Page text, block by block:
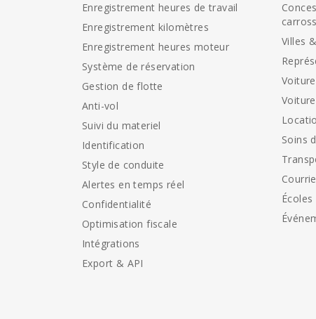
Enregistrement heures de travail
Enregistrement kilomètres
Enregistrement heures moteur
Système de réservation
Gestion de flotte
Anti-vol
Suivi du materiel
Identification
Style de conduite
Alertes en temps réel
Confidentialité
Optimisation fiscale
Intégrations
Export & API
Villes
Soins
Écoles